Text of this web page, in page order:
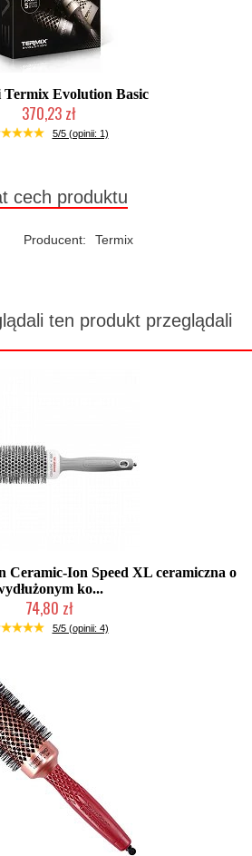
Termix Evolution Basic
370,23 zł
ilość (wysyłka w 24h)
5/5 (opinii: 1)
cech produktu
Producent: Termix
ten produkt przeglądali
Ceramic-Ion Speed XL ceramiczna o
ko...
74,80 zł
Produkt wycofany
5/5 (opinii: 4)